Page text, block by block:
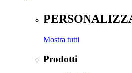
Mostra tutti
Prodotti